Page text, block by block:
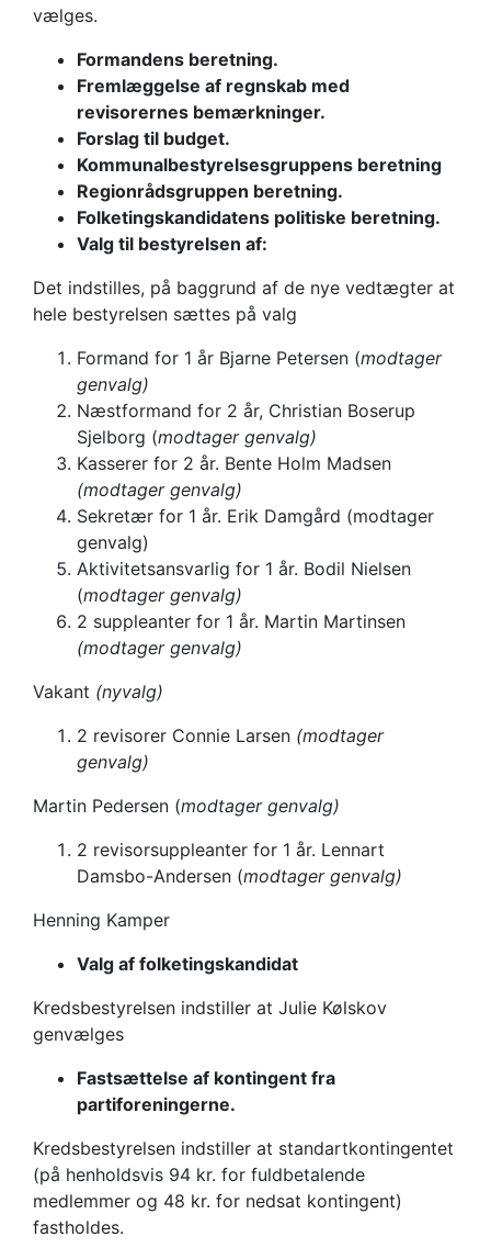
vælges.
Formandens beretning.
Fremlæggelse af regnskab med
revisorernes bemærkninger.
Forslag til budget.
Kommunalbestyrelsesgruppens beretning
Regionrådsgruppen beretning.
Folketingskandidatens politiske beretning.
Valg til bestyrelsen af:
Det indstilles, på baggrund af de nye vedtægter at
hele bestyrelsen sættes på valg
Formand for 1 år Bjarne Petersen (modtager
genvalg)
Næstformand for 2 år, Christian Boserup
Sjelborg (modtager genvalg)
Kasserer for 2 år. Bente Holm Madsen
(modtager genvalg)
Sekretær for 1 år. Erik Damgård (modtager
genvalg)
Aktivitetsansvarlig for 1 år. Bodil Nielsen
(modtager genvalg)
2 suppleanter for 1 år. Martin Martinsen
(modtager genvalg)
Vakant (nyvalg)
2 revisorer Connie Larsen (modtager
genvalg)
Martin Pedersen (modtager genvalg)
2 revisorsuppleanter for 1 år. Lennart
Damsbo-Andersen (modtager genvalg)
Henning Kamper
Valg af folketingskandidat
Kredsbestyrelsen indstiller at Julie Kølskov
genvælges
Fastsættelse af kontingent fra
partiforeningerne.
Kredsbestyrelsen indstiller at standartkontingentet
(på henholdsvis 94 kr. for fuldbetalende
medlemmer og 48 kr. for nedsat kontingent)
fastholdes.